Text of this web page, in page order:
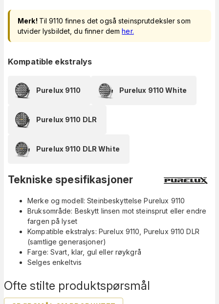
Ofte stilte produktspørsmål
Merk! Til 9110 finnes det også steinsprutdeksler som
utvider lysbildet, du finner demher.
Kompatible ekstralys
Purelux 9110 Purelux 9110 White
Purelux 9110 DLR
Purelux 9110 DLR White
Tekniske spesifikasjoner
Merke og modell: Steinbeskyttelse Purelux 9110
Bruksområde: Beskytt linsen mot steinsprut eller endre
fargen på lyset
Kompatible ekstralys: Purelux 9110, Purelux 9110 DLR
(samtlige generasjoner)
Farge: Svart, klar, gul eller røykgrå
Selges enkeltvis